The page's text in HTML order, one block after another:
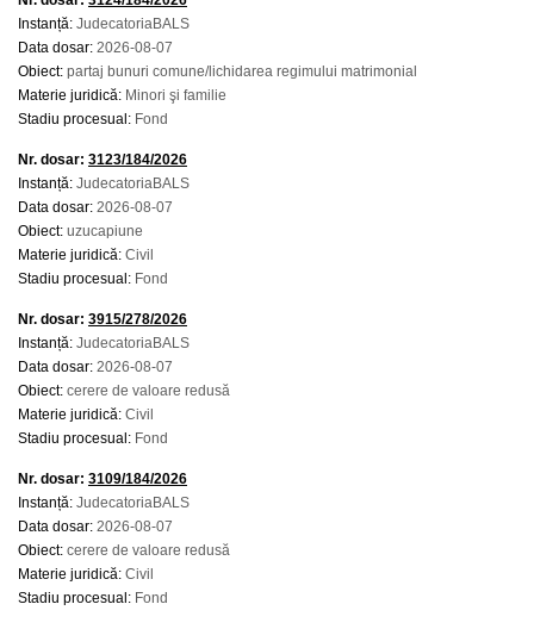
Instanță: JudecatoriaBALS
Data dosar: 2026-08-07
Obiect: partaj bunuri comune/lichidarea regimului matrimonial
Materie juridică: Minori şi familie
Stadiu procesual: Fond
Nr. dosar: 3123/184/2026
Instanță: JudecatoriaBALS
Data dosar: 2026-08-07
Obiect: uzucapiune
Materie juridică: Civil
Stadiu procesual: Fond
Nr. dosar: 3915/278/2026
Instanță: JudecatoriaBALS
Data dosar: 2026-08-07
Obiect: cerere de valoare redusă
Materie juridică: Civil
Stadiu procesual: Fond
Nr. dosar: 3109/184/2026
Instanță: JudecatoriaBALS
Data dosar: 2026-08-07
Obiect: cerere de valoare redusă
Materie juridică: Civil
Stadiu procesual: Fond